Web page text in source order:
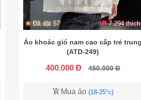
Đã đặt 57 7.294 thích
Áo khoác gió nam cao cấp trẻ trung
(ATD-249)
400.000 Đ 450.000 Đ
Mua áo (18-25°c)